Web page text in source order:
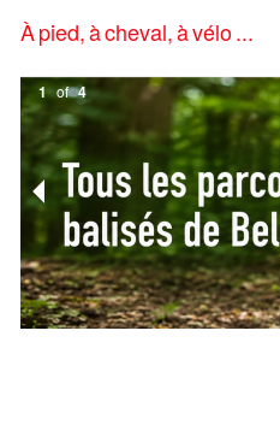
À pied, à cheval, à vélo ...
1 of 4